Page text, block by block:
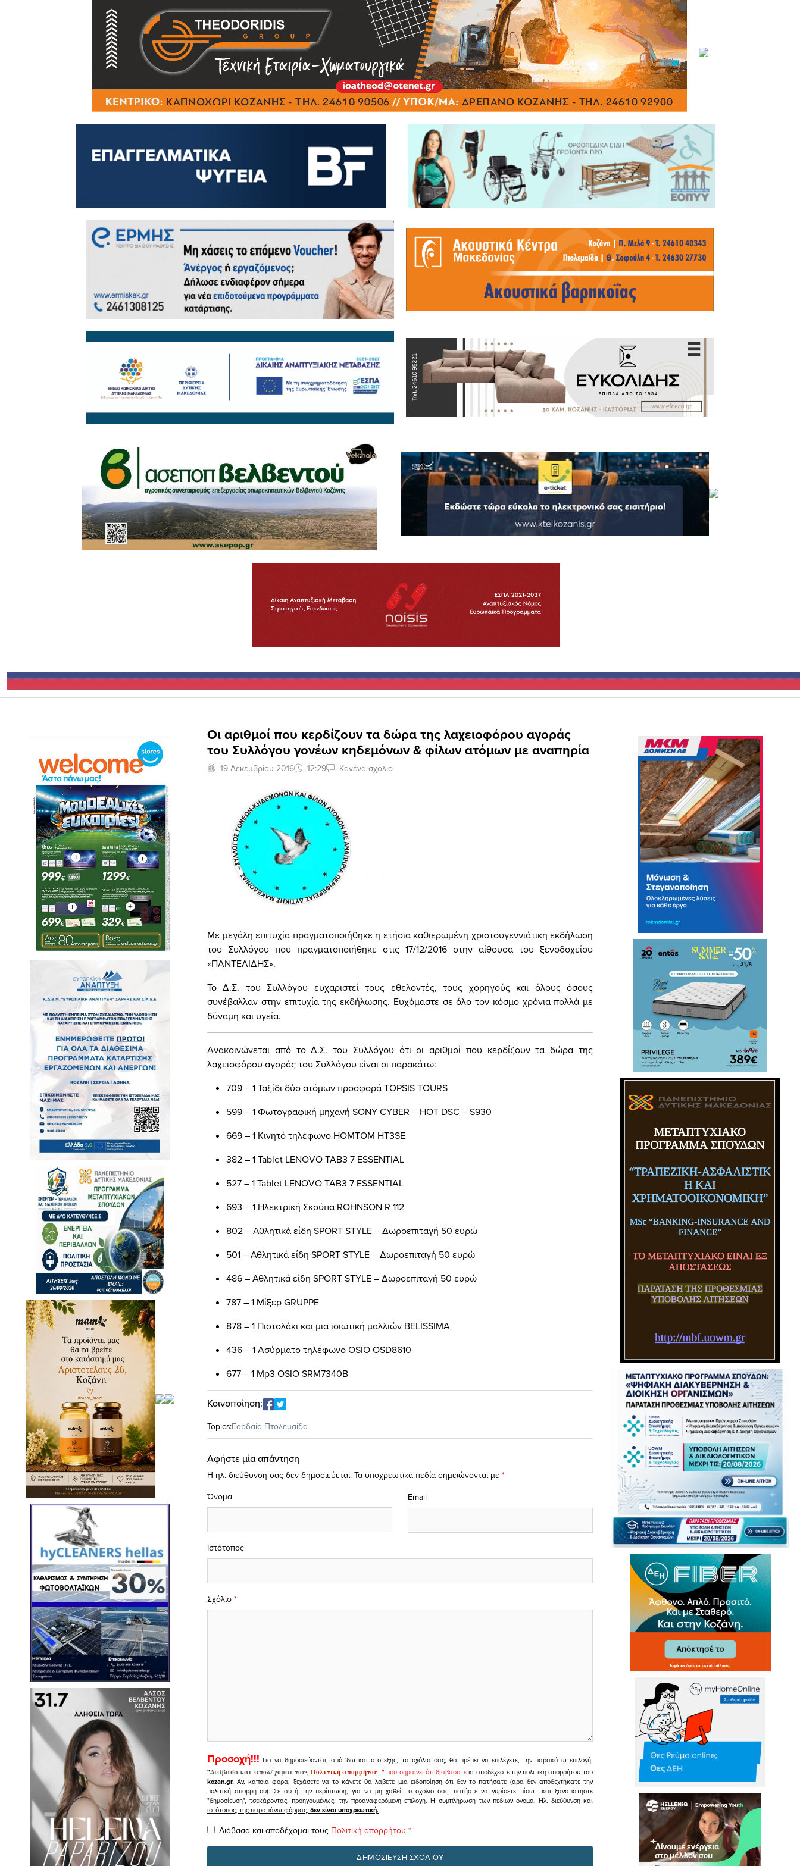
Οι αριθμοί που κερδίζουν τα δώρα της λαχειοφόρου αγοράς
του Συλλόγου γονέων κηδεμόνων & φίλων ατόμων με αναπηρία
19 Δεκεμβρίου 2016 12:29 Κανένα σχόλιο
Mε μεγάλη επιτυχία πραγματοποιήθηκε η ετήσια καθιερωμένη χριστουγεννιάτικη εκδήλωση
του Συλλόγου που πραγματοποιήθηκε στις 17/12/2016 στην αίθουσα του ξενοδοχείου
«ΠΑΝΤΕΛΙΔΗΣ».
Το Δ.Σ. του Συλλόγου ευχαριστεί τους εθελοντές, τους χορηγούς και όλους όσους
συνέβαλλαν στην επιτυχία της εκδήλωσης. Ευχόμαστε σε όλο τον κόσμο χρόνια πολλά με
δύναμη και υγεία.
Ανακοινώνεται από το Δ.Σ. του Συλλόγου ότι οι αριθμοί που κερδίζουν τα δώρα της
λαχειοφόρου αγοράς του Συλλόγου είναι οι παρακάτω:
709 – 1 Ταξίδι δύο ατόμων προσφορά ΤOPSISTOURS
599 –1Φωτογραφική μηχανή SONYCYBER – HOT DSC –S930
669 – 1 Κινητότηλέφωνο HOMΤΟΜ ΗΤ3SE
382 – 1 Tablet LENOVO TAB3 7 ESSENTIAL
527 – 1 Tablet LENOVO TAB3 7 ESSENTIAL
693 –1 Ηλεκτρική Σκούπα ROHNSON R 112
802 – Αθλητικά είδη SPORTSTYLE– Δωροεπιταγή 50 ευρώ
501 – Αθλητικά είδη SPORTSTYLE– Δωροεπιταγή 50 ευρώ
486 – Αθλητικά είδη SPORTSTYLE– Δωροεπιταγή 50 ευρώ
787 –1 ΜίξερGRUPPE
878 – 1 Πιστολάκι και μια ισιωτική μαλλιών BELISSIMA
436 – 1Ασύρματο τηλέφωνοOSIO OSD8610
677 – 1 Mp3 OSIO SRM7340B
Κοινοποίηση:
Topics:Εορδαία Πτολεμαΐδα
Αφήστε μία απάντηση
Η ηλ. διεύθυνση σας δεν δημοσιεύεται. Τα υποχρεωτικά πεδία σημειώνονται με *
Σχόλιο *
Όνομα Email
Ιστότοπος
Προσοχή!!! Για να δημοσιεύονται, από 'δω και στο εξής, τα σχόλιά σας, θα πρέπει να επιλέγετε, την παρακάτω επιλογή
"Διάβασα και αποδέχομαι τουςΠολιτική απορρήτου " που σημαίνει ότι διαβάσατεκι αποδέχεστε την πολιτική απορρήτου του
kozan.gr. Αν, κάποια φορά, ξεχάσετε να το κάνετε θα λάβετε μια ειδοποίηση ότι δεν το πατήσατε (αρα δεν αποδεχτήκατε την
πολιτική απορρήτου). Σε αυτή την περίπτωση, για να μη χαθεί το σχόλιο σας, πατήστε να γυρίσετε πίσω και ξαναπατήστε
"δημοσίευση", τσεκάροντας, προηγουμένως, την προαναφερόμενη επιλογή.Η συμπλήρωση των πεδίων όνομα, Ηλ. διεύθυνση και
ιστότοπος, της παραπάνω φόρμας, δεν είναι υποχρεωτική.
Διάβασα και αποδέχομαι τους Πολιτική απορρήτου *